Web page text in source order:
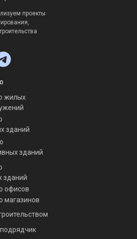
проекты
магазинов
офисов
зданий
зданий
зданий
жилых